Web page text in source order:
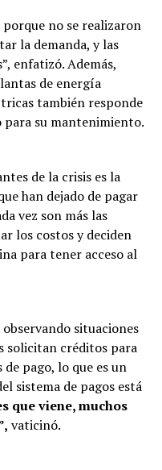
no se realizaron
la demanda, y las
enfatizó. Además,
de energía
también responde
para su mantenimiento.
de la crisis es la
han dejado de pagar
vez son más las
los costos y deciden
para tener acceso al
observando situaciones
solicitan créditos para
pago, lo que es un
sistema de pagos está
que viene, muchos
vaticinó.